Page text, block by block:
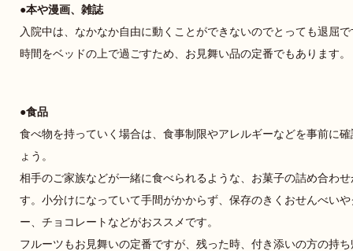
本や漫画、雑誌
入院中は、なかなか自由に動くことができないのでとっても退屈
時間をベッドの上で過ごすため、お見舞い品の定番でもあります。
食品
食べ物を持っていく場合は、食事制限やアレルギーなどを事前に
ょう。
相手のご家族などが一緒に食べられるような、お菓子の詰め合わ
す。小分けになっていて手間がかからず、保存のきくおせんべい
ー、チョコレートなどがおススメです。
フルーツもお見舞いの定番ですが、残った時、付き添いの方の持